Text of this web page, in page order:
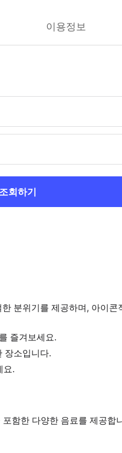
이용정보
회하기
분위기를 제공하며, 아이콘
즐겨보세요.
장소입니다.
요.
함한 다양한 음료를 제공합